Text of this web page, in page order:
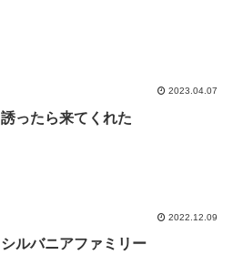
2023.04.07
誘ったら来てくれた
2022.12.09
シルバニアファミリー